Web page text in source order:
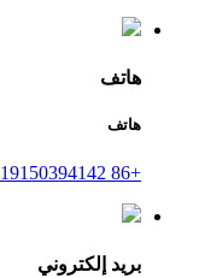
هاتف
هاتف
+86 19150394142
بريد إلكتروني